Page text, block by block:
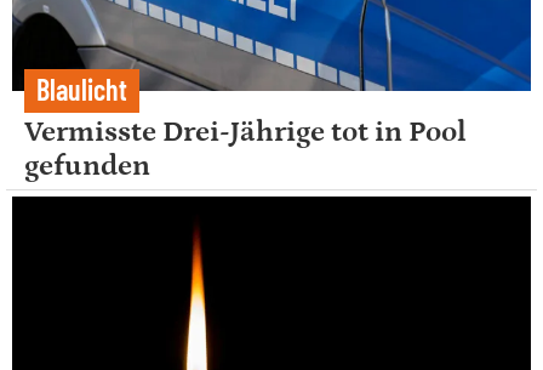
Blaulicht
Vermisste Drei-Jährige tot in Pool
gefunden